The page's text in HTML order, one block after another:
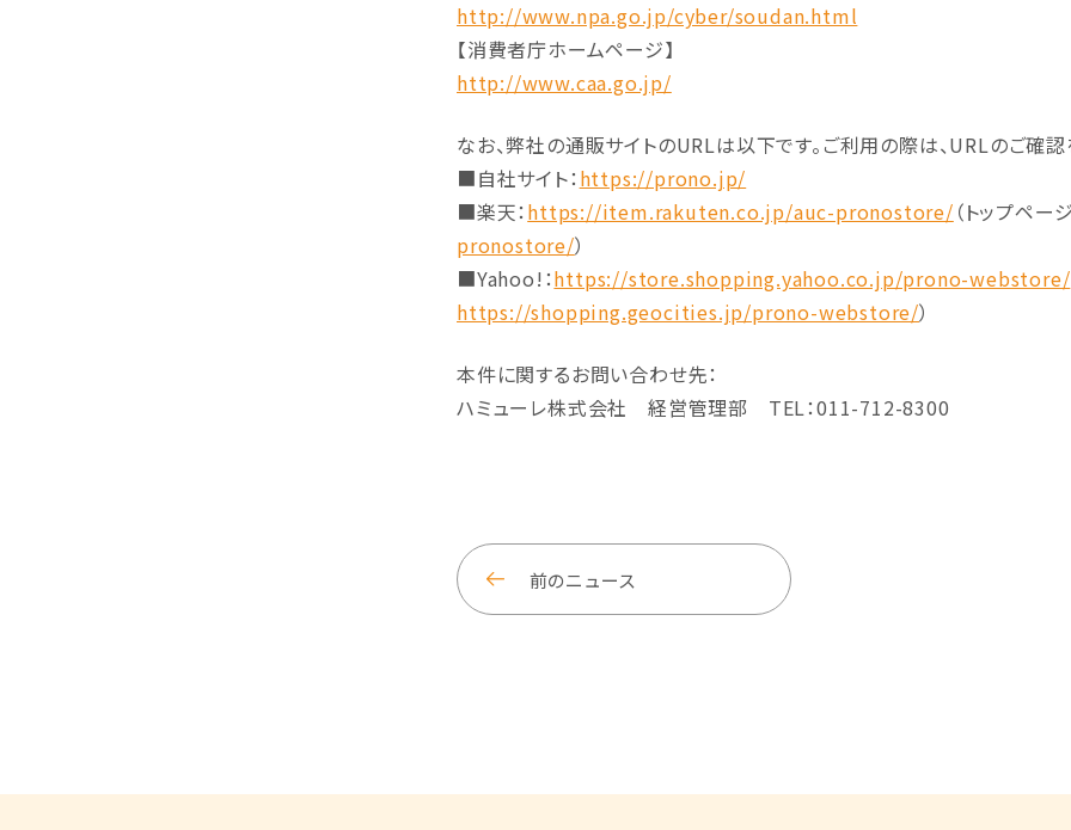
http://www.npa.go.jp/cyber/soudan.html
【消費者庁ホームページ】
http://www.caa.go.jp/
なお、弊社の通販サイトのURLは以下です。ご利用の際は、URLのご確認
■自社サイト： https://prono.jp/
■楽天： https://item.rakuten.co.jp/auc-pronostore/ （トップペー
pronostore/）
■Yahoo!：https://store.shopping.yahoo.co.jp/prono-webstore/
https://shopping.geocities.jp/prono-webstore/）
本件に関するお問い合わせ先：
ハミューレ株式会社 経営管理部 TEL：011-712-8300
前のニュース